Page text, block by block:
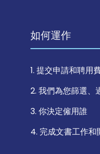
如何運作
1. 提交申請和聘用
2. 我們為您篩選、
3. 你決定僱用誰
4. 完成文書工作和